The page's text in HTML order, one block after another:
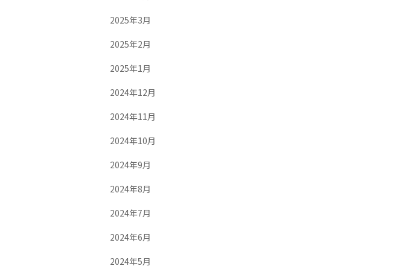
2025年3月
2025年2月
2025年1月
2024年12月
2024年11月
2024年10月
2024年9月
2024年8月
2024年7月
2024年6月
2024年5月